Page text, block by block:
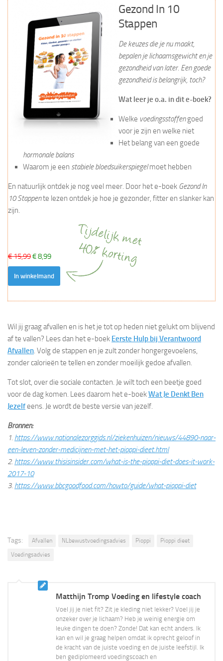
Gezond In 10
Stappen
De keuzes die je nu maakt,
bepalen je lichaamsgewicht en je
gezondheid van later. Een goede
gezondheid is belangrijk, toch?
Wat leer je o.a. in dit e-boek?
Welke voedingsstoffengoed
voor je zijn en welke niet
Het belang van een goede
hormonale balans
Waarom je een stabiele bloedsuikerspiegelmoet hebben
En natuurlijk ontdek je nog veel meer. Door het e-boek Gezond In
10 Stappente lezen ontdek je hoe je gezonder, fitter en slanker kan
zijn.
€ 15,99€ 8,99
In winkelmand
Wil jij graag afvallen en is het je tot op heden niet gelukt om blijvend
af te vallen? Lees dan het e-boek Eerste Hulp bij Verantwoord
Afvallen. Volg de stappen en je zult zonder hongergevoelens,
zonder calorieën te tellen en zonder moeilijk gedoe afvallen.
Tot slot, over die sociale contacten. Je wilt toch een beetje goed
voor de dag komen. Lees daarom het e-boekWat Je Denkt Ben
Jezelfeens. Je wordt de beste versie van jezelf.
Bronnen:
1. https://www.nationalezorggids.nl/ziekenhuizen/nieuws/44890-naar-
een-leven-zonder-medicijnen-met-het-pioppi-dieet.html
2. https://www.thisisinsider.com/what-is-the-pioppi-diet-does-it-work-
2017-10
3. https://www.bbcgoodfood.com/howto/guide/what-pioppi-diet
Tags: Afvallen NLbewustvoedingsadvies Pioppi
Pioppi dieet
Voedingsadvies
Matthijn Tromp Voeding en lifestyle coach
Voel jij je niet fit? Zit je kleding niet lekker? Voel jij je
onzeker over je lichaam? Heb je weinig energie om
leuke dingen te doen? Zonde! Dat kan echt anders. Ik
kan en wil je graag helpen omdat ik oprecht geloof in
de kracht van de juiste voeding en de juiste leefstijl. Ik
ben gediplomeerd voedingscoach en